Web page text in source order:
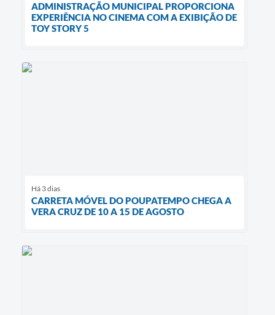
ADMINISTRAÇÃO MUNICIPAL PROPORCIONA
EXPERIÊNCIA NO CINEMA COM A EXIBIÇÃO DE
TOY STORY 5
Há 3 dias
CARRETA MÓVEL DO POUPATEMPO CHEGA A
VERA CRUZ DE 10 A 15 DE AGOSTO